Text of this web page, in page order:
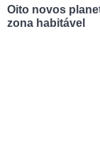
Oito novos
zona habitável